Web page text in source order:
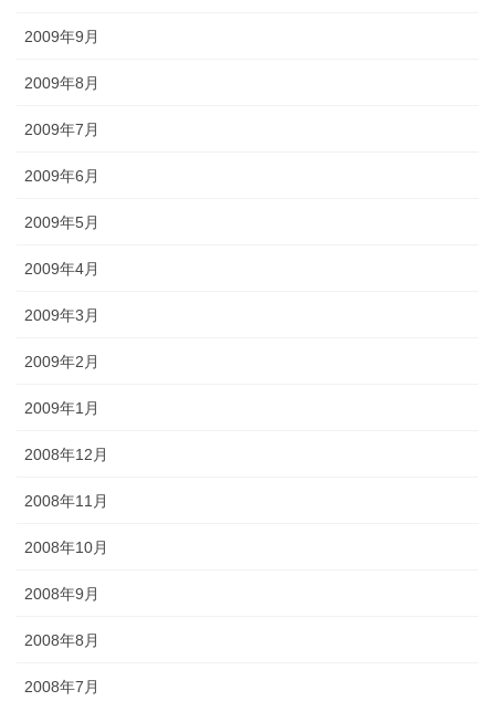
2009年9月
2009年8月
2009年7月
2009年6月
2009年5月
2009年4月
2009年3月
2009年2月
2009年1月
2008年12月
2008年11月
2008年10月
2008年9月
2008年8月
2008年7月